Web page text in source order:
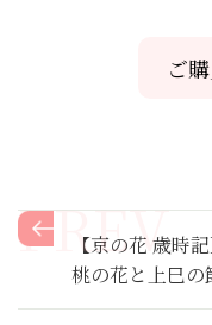
ご
【京の花 歳時
桃の花と上巳の